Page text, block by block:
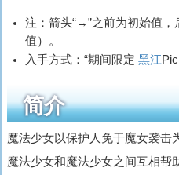
注：箭头“→”之前为初始值
值）。
入手方式：“期间限定黑江‎‎
简介
魔法少女以保护人免于魔女袭击
魔法少女和魔法少女之间互相帮